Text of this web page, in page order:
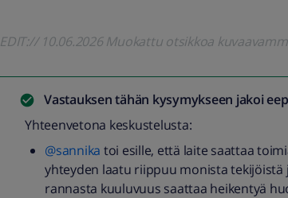
EDIT:// 10.06.2026 Muokattu otsikkoa
Vastauksen tähän kysymykseen jakoi
Yhteenvetona keskustelusta:
@sannika toi esille, että laite saattaa
yhteyden laatu riippuu monista tekijöistä
rannasta kuuluvuus saattaa heikentyä